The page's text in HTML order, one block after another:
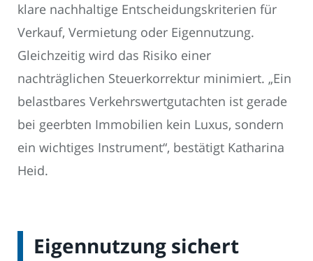
klare nachhaltige Entscheidungskriterien für
Verkauf, Vermietung oder Eigennutzung.
Gleichzeitig wird das Risiko einer
nachträglichen Steuerkorrektur minimiert. „Ein
belastbares Verkehrswertgutachten ist gerade
bei geerbten Immobilien kein Luxus, sondern
ein wichtiges Instrument“, bestätigt Katharina
Heid.
Eigennutzung sichert